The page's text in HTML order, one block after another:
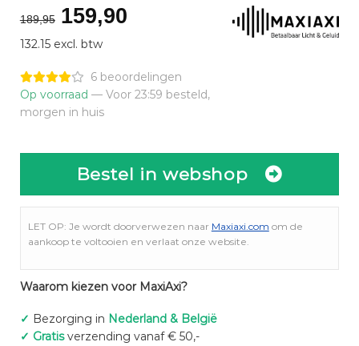
189,95 Oorspronkelijke
prijs
was:
€189,95.
159,90Huidige
€159,90.
132.15 excl. btw
6 beoordelingen
Op voorraad — Voor 23:59 besteld,
morgen in huis
Bestel in webshop
LET OP: Je wordt doorverwezen naar Maxiaxi.com om de
aankoop te voltooien en verlaat onze website.
Waarom kiezen voor MaxiAxi?
✓ Bezorging in Nederland & België
✓ Gratisverzending vanaf € 50,-